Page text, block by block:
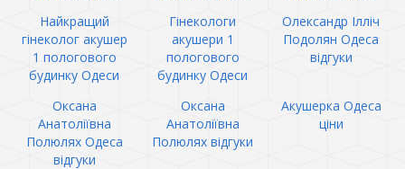
Найкращий
гінеколог акушер
1 пологового
будинку Одеси
Гінекологи
акушери 1
пологового
будинку Одеси
Олександр Ілліч
Подолян Одеса
відгуки
Оксана
Анатоліївна
Полюлях Одеса
відгуки
Оксана
Анатоліївна
Полюлях відгуки
Акушерка Одеса
ціни